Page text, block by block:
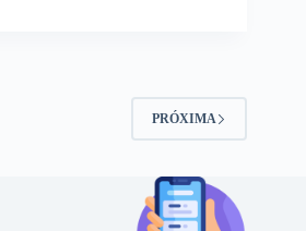
PRÓXIMA